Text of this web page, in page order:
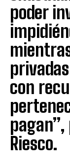
poder
con
Riesco.